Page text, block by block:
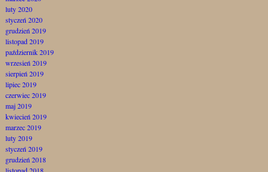
luty 2020
styczeń 2020
grudzień 2019
listopad 2019
październik 2019
wrzesień 2019
sierpień 2019
lipiec 2019
czerwiec 2019
maj 2019
kwiecień 2019
marzec 2019
luty 2019
styczeń 2019
grudzień 2018
listopad 2018